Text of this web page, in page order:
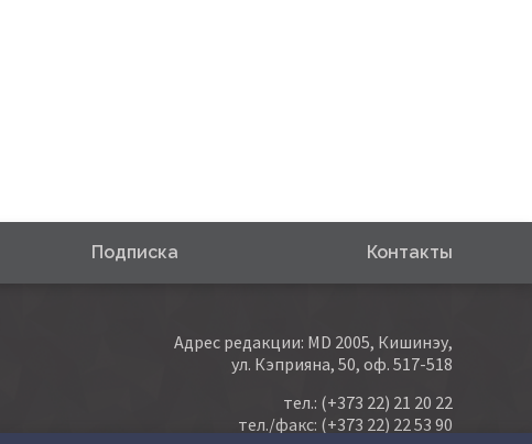
Подписка Контакты
Адрес редакции: MD 2005, Кишинэу,
ул. Кэприяна, 50, оф. 517-518
тел.: (+373 22) 21 20 22
тел./факс: (+373 22) 22 53 90